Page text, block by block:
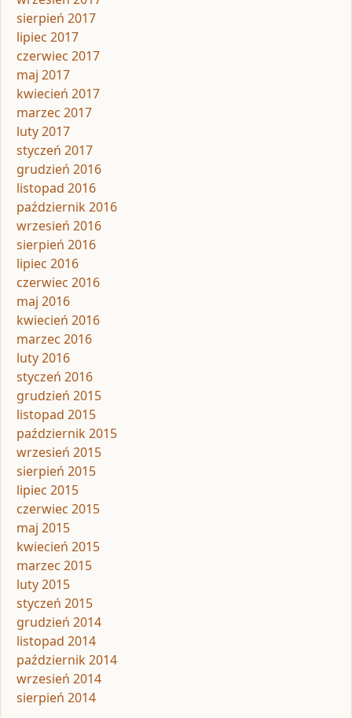
sierpień 2017
lipiec 2017
czerwiec 2017
maj 2017
kwiecień 2017
marzec 2017
luty 2017
styczeń 2017
grudzień 2016
listopad 2016
październik 2016
wrzesień 2016
sierpień 2016
lipiec 2016
czerwiec 2016
maj 2016
kwiecień 2016
marzec 2016
luty 2016
styczeń 2016
grudzień 2015
listopad 2015
październik 2015
wrzesień 2015
sierpień 2015
lipiec 2015
czerwiec 2015
maj 2015
kwiecień 2015
marzec 2015
luty 2015
styczeń 2015
grudzień 2014
listopad 2014
październik 2014
wrzesień 2014
sierpień 2014